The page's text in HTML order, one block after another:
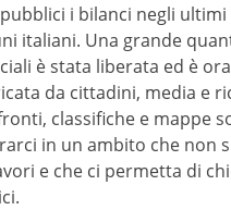
i bilanci negli ultimi
italiani. Una grande
è stata liberata ed è
da cittadini, media e
classifiche e mappe
in un ambito che non
e che ci permetta di